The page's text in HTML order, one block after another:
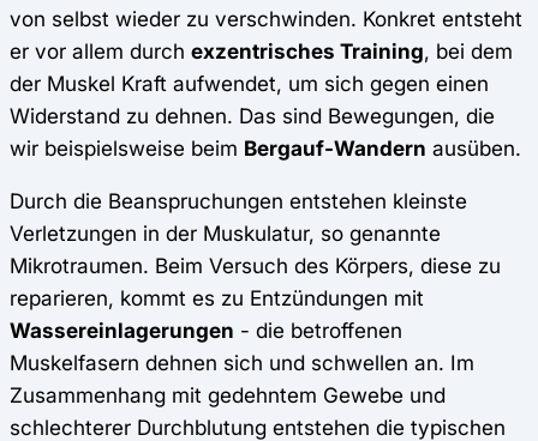
von selbst wieder zu verschwinden. Konkret entsteht
er vor allem durch exzentrisches Training, bei dem
der Muskel Kraft aufwendet, um sich gegen einen
Widerstand zu dehnen. Das sind Bewegungen, die
wir beispielsweise beim Bergauf-Wandern ausüben.
Durch die Beanspruchungen entstehen kleinste
Verletzungen in der Muskulatur, so genannte
Mikrotraumen. Beim Versuch des Körpers, diese zu
reparieren, kommt es zu Entzündungen mit
Wassereinlagerungen - die betroffenen
Muskelfasern dehnen sich und schwellen an. Im
Zusammenhang mit gedehntem Gewebe und
schlechterer Durchblutung entstehen die typischen